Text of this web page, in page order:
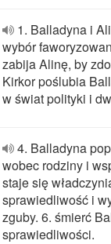
1. Balladyna i
wybór
zabija Alinę, by
Kirkor poślubia
w świat polityki i
4. Balladyna
wobec rodziny i
staje się
sprawiedliwość i
zguby. 6. śmierć
sprawiedliwości.